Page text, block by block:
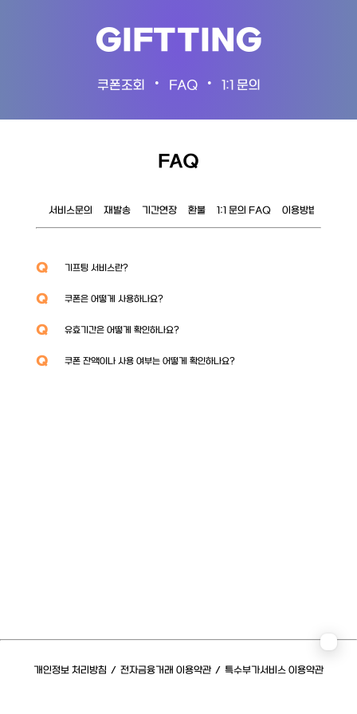
GIFTTING
쿠폰조회 • FAQ • 1:1 문의
FAQ
서비스문의 재발송 기간연장 환불 1:1 문의 FAQ 이용방법
Q 기프팅 서비스란?
Q 쿠폰은 어떻게 사용하나요?
Q 유효기간은 어떻게 확인하나요?
Q 쿠폰 잔액이나 사용 여부는 어떻게 확인하나요?
개인정보 처리방침 / 전자금융거래 이용약관 / 특수부가서비스 이용약관